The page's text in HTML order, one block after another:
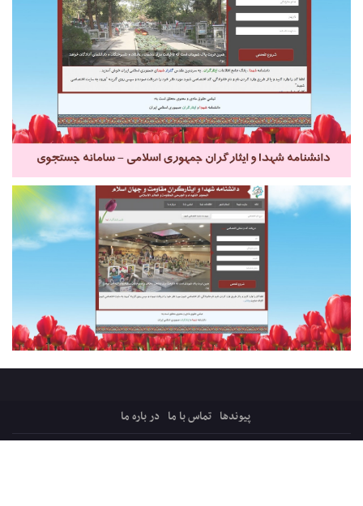
پیوندها تماس با ما در باره ما